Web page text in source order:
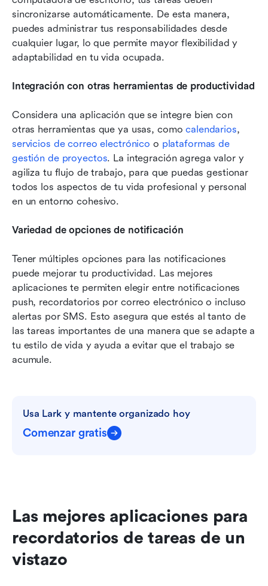
sincronizarse automáticamente. De esta manera,
puedes administrar tus responsabilidades desde
cualquier lugar, lo que permite mayor flexibilidad y
adaptabilidad en tu vida ocupada.
Integración con otras herramientas de productividad
Considera una aplicación que se integre bien con
otras herramientas que ya usas, como calendarios
servicios de correo electrónico o plataformas de
gestión de proyectos. La integración agrega valor y
agiliza tu flujo de trabajo, para que puedas gestionar
todos los aspectos de tu vida profesional y personal
en un entorno cohesivo.
Variedad de opciones de notificación
Tener múltiples opciones para las notificaciones
puede mejorar tu productividad. Las mejores
aplicaciones te permiten elegir entre notificaciones
push, recordatorios por correo electrónico o incluso
alertas por SMS. Esto asegura que estés al tanto de
las tareas importantes de una manera que se adapte a
tu estilo de vida y ayuda a evitar que el trabajo se
acumule.
Usa Lark y mantente organizado hoy
Comenzar gratis
Las mejores aplicaciones para
recordatorios de tareas de un
vistazo